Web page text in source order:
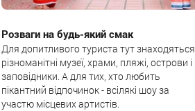
Розваги на будь-який смак
Для допитливого туриста тут знаходяться
різноманітні музеї, храми, пляжі, острови і
заповідники. А для тих, хто любить
пікантний відпочинок - всілякі шоу за
участю місцевих артистів.